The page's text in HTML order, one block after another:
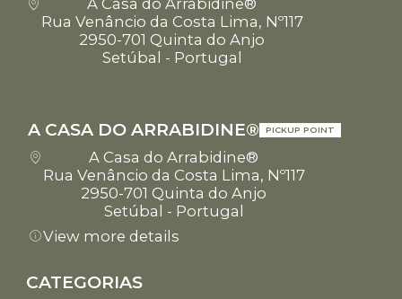
A Casa do Arrabidine®
Rua Venâncio da Costa Lima, Nº117
2950-701 Quinta do Anjo
Setúbal - Portugal
A CASA DO ARRABIDINE® PICKUP POINT
A Casa do Arrabidine®
Rua Venâncio da Costa Lima, Nº117
2950-701 Quinta do Anjo
Setúbal - Portugal
View more details
CATEGORIAS